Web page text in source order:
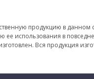
продукцию в данном
ее использования в
Вся продукция